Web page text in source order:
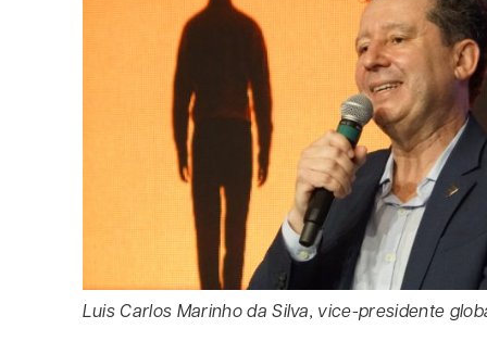
Luis Carlos Marinho da Silva, vice-presidente